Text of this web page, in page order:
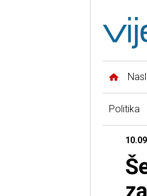
Politika